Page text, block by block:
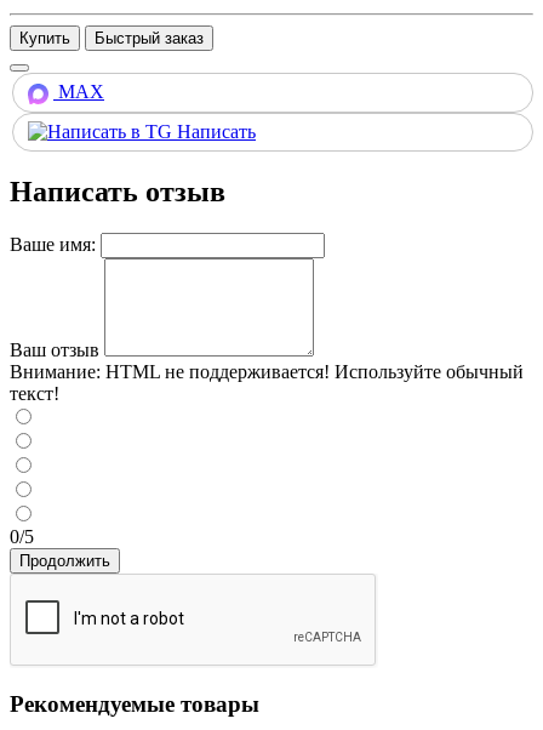
Купить
MAX
Написать
Написать отзыв
Ваше имя:
Ваш отзыв
Внимание: HTML не поддерживается! Используйте обычный
текст!
0/5
Продолжить
Рекомендуемые товары